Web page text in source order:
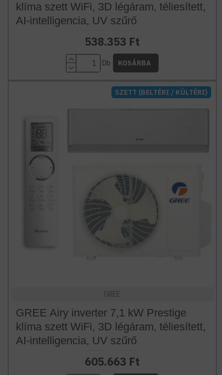
klíma szett WiFi, 3D légáram, téliesített,
AI-intelligencia, UV szűrő
538.353 Ft
Db KOSÁRBA
SZETT (BELTÉRI / KÜLTÉRI)
GREE
GREE Airy inverter 7,1 kW Prestige
klíma szett WiFi, 3D légáram, téliesített,
AI-intelligencia, UV szűrő
605.663 Ft